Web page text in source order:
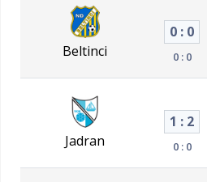
Beltinci
0 : 0
0 : 0
Jadran
1 : 2
0 : 0